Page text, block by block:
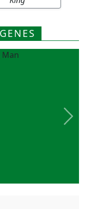
Next